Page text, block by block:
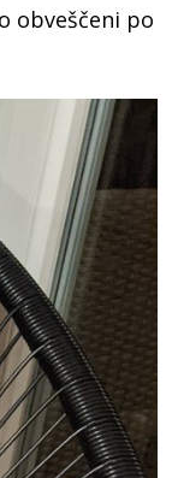
obveščeni po